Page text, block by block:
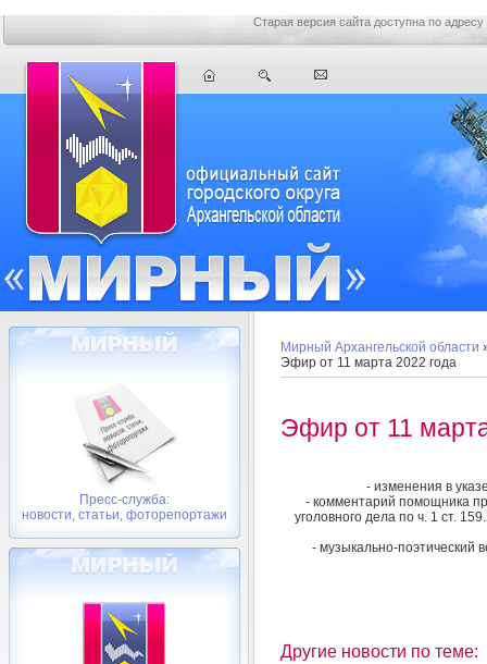
Старая версия сайта доступна по адресу
Пресс-служба:
новости, статьи, фоторепортажи
Мирный Архангельской области
Эфир от 11 марта 2022 года
Эфир от 11
- изменения в
- комментарий помощника
уголовного дела по ч. 1 ст.
- музыкально-поэтический
Другие новости по теме: